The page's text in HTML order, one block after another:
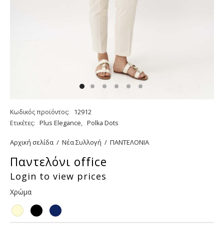
Κωδικός προϊόντος:
12912
Ετικέτες: Plus Elegance, Polka Dots
Αρχική σελίδα / Νέα Συλλογή / ΠΑΝΤΕΛΟΝΙΑ
Παντελόνι office
Login to view prices
Χρώμα